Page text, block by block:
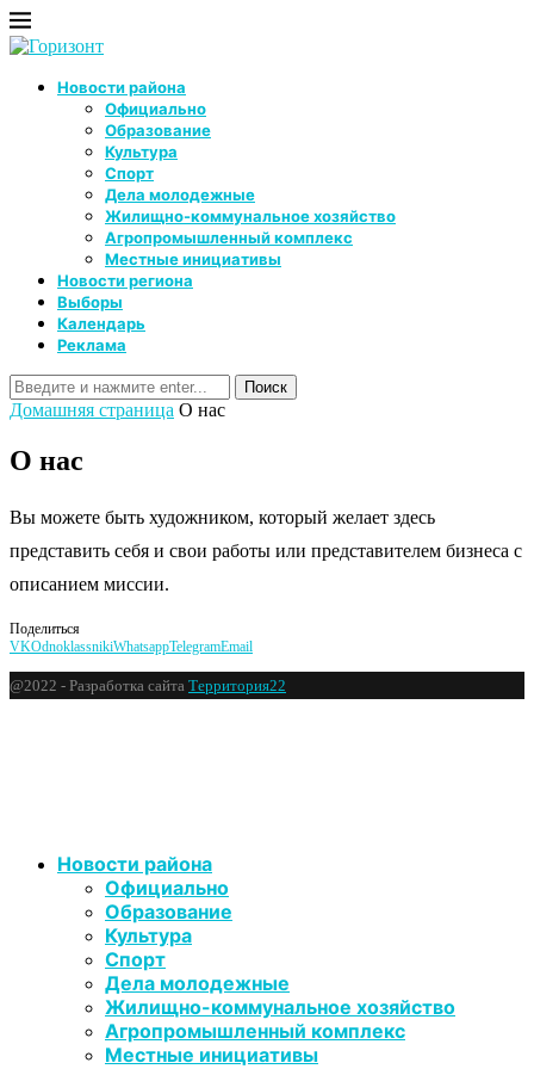
Новости района
Официально
Образование
Культура
Спорт
Дела молодежные
Жилищно-коммунальное хозяйство
Агропромышленный комплекс
Местные инициативы
Новости региона
Выборы
Календарь
Реклама
Домашняя страница О нас
О нас
Вы можете быть художником, который желает здесь
представить себя и свои работы или представителем бизнеса с
описанием миссии.
Поделиться
VKOdnoklassnikiWhatsappTelegramEmail
@2022 - Разработка сайта Территория22
Новости района
Официально
Образование
Культура
Спорт
Дела молодежные
Жилищно-коммунальное хозяйство
Агропромышленный комплекс
Местные инициативы